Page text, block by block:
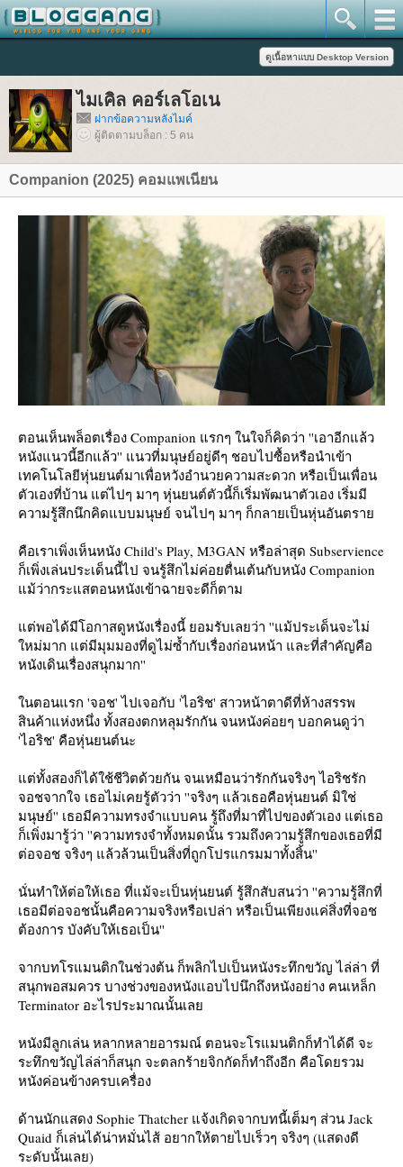
ไมเคิล คอร์เลโอเน
ฝากข้อความหลังไมค์
ผู้ติดตามบล็อก : 5 คน
Companion (2025) คอมแพเนียน
ตอนเห็นพล็อตเรื่อง Companion แรกๆ ในใจก็คิดว่า ''เอาอีกแล้ว
หนังแนวนี้อีกแล้ว'' แนวที่มนุษย์อยู่ดีๆ ชอบไปซื้อหรือนำเข้า
เทคโนโลยีหุ่นยนต์มาเพื่อหวังอำนวยความสะดวก หรือเป็นเพื่อน
ตัวเองที่บ้าน แต่ไปๆ มาๆ หุ่นยนต์ตัวนี้ก็เริ่มพัฒนาตัวเอง เริ่มมี
ความรู้สึกนึกคิดแบบมนุษย์ จนไปๆ มาๆ ก็กลายเป็นหุ่นอันตรา
คือเราเพิ่งเห็นหนัง Child's Play, M3GAN หรือล่าสุด Subservience
ก็เพิ่งเล่นประเด็นนี้ไป จนรู้สึกไม่ค่อยตื่นเต้นกับหนัง Companion
ม้ว่ากระแสตอนหนังเข้าฉายจะดีก็ตาม
ต่พอได้มีโอกาสดูหนังเรื่องนี้ ยอมรับเลยว่า ''แม้ประเด็นจะไม่
หม่มาก แต่มีมุมมองที่ดูไม่ซ้ำกับเรื่องก่อนหน้า และที่สำคัญคือ
หนังเดินเรื่องสนุกมาก''
นตอนแรก 'จอช' ไปเจอกับ 'ไอริช' สาวหน้าตาดีที่ห้างสรรพ
สินค้าแห่งหนึ่ง ทั้งสองตกหลุมรักกัน จนหนังค่อยๆ บอกคนดูว่า
'ไอริช' คือหุ่นยนต์นะ
ต่ทั้งสองก็ได้ใช้ชีวิตด้วยกัน จนเหมือนว่ารักกันจริงๆ ไอริชรัก
จอชจากใจ เธอไม่เคยรู้ตัวว่า ''จริงๆ แล้วเธอคือหุ่นยนต์ มิใช่
มนุษย์'' เธอมีความทรงจำแบบคน รู้ถึงที่มาที่ไปของตัวเอง แต่เธอ
ก็เพิ่งมารู้ว่า ''ความทรงจำทั้งหมดนั้น รวมถึงความรู้สึกของเธอที่มี
ต่อจอช จริงๆ แล้วล้วนเป็นสิ่งที่ถูกโปรแกรมมาทั้งสิ้น''
นั่นทำให้ต่อให้เธอ ที่แม้จะเป็นหุ่นยนต์ รู้สึกสับสนว่า ''ความรู้สึกที่
เธอมีต่อจอชนั้นคือความจริงหรือเปล่า หรือเป็นเพียงแค่สิ่งที่จอช
ต้องการ บังคับให้เธอเป็น''
จากบทโรแมนติกในช่วงต้น ก็พลิกไปเป็นหนังระทึกขวัญ ไล่ล่า ที่
สนุกพอสมควร บางช่วงของหนังแอบไปนึกถึงหนังอย่าง ฅนเหล็ก
Terminator อะไรประมาณนั้นเล
หนังมีลูกเล่น หลากหลายอารมณ์ ตอนจะโรแมนติกก็ทำได้ดี จะ
ระทึกขวัญไล่ล่าก็สนุก จะตลกร้ายจิกกัดก็ทำถึงอีก คือโดยรวม
หนังค่อนข้างครบเครื่อง
ด้านนักแสดง Sophie Thatcher แจ้งเกิดจากบทนี้เต็มๆ ส่วน Jack
Quaid ก็เล่นได้น่าหมั่นไส้ อยากให้ตายไปเร็วๆ จริงๆ (แสดงดี
ระดับนั้นเลย)